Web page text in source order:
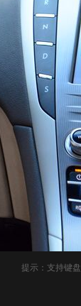
提示：支持键